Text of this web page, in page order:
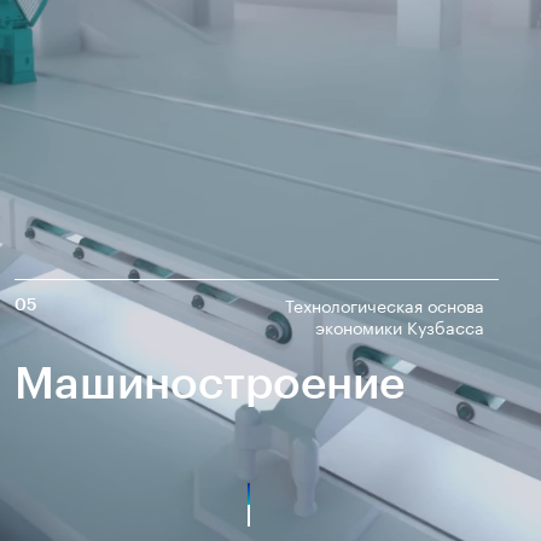
полезных ископаемых
Лёгкая промышленность
Лесная промышленность
Пищевая промышленность
05
Технологическая основа
экономики Кузбасса
Машиностроение